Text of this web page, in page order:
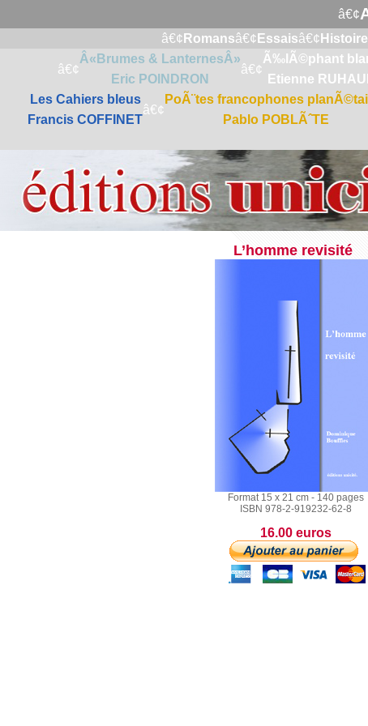
â€¢
â€¢ Romansâ€¢ Essaisâ€¢ Histoire
â€¢
Â«Brumes & LanternesÂ»
Eric POINDRON
â€¢
Ã‰lÃ©phant
Etienne
Les Cahiers bleus
Francis COFFINET
â€¢
PoÃ¨tes francophones
Pablo POBLÃˆTE
L’homme revisité
Format 15 x 21 cm - 140 pages
ISBN 978-2-919232-62-8
16.00 euros